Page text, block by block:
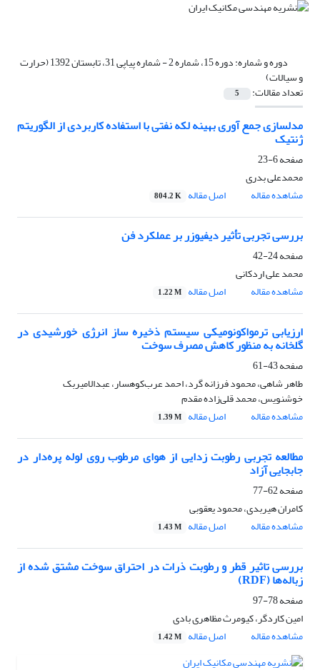
دوره و شماره: دوره 15، شماره 2 - شماره پیاپی 31، تابستان 1392 (حرارت
و سیالات)
تعداد مقالات: 5
مدلسازی جمع آوری بهینه لکه نفتی با استفاده کاربردی از الگوریتم
ژنتیک
صفحه6-23
محمدعلی بدری
مشاهده مقاله
اصل مقاله 804.2 K
بررسی تجربی تأثیر دیفیوزر بر عملکرد فن
صفحه24-42
محمد علی اردکانی
مشاهده مقاله
اصل مقاله 1.22 M
ارزیابی ترمواکونومیکی سیستم ذخیره ساز انرژی خورشیدی در
گلخانه به منظور کاهش مصرف سوخت
صفحه43-61
طاهر شاهی، محمود فرزانه گرد، احمد عرب‌کوهسار، عبدالامیربک
خوشنویس، محمد قلی‌زاده مقدم
مشاهده مقاله
اصل مقاله 1.39 M
مطالعه تجربی رطوبت زدایی از هوای مرطوب روی لوله پره‌دار در
جابجایی آزاد
صفحه62-77
کامران هیربدی، محمود یعقوبی
مشاهده مقاله
اصل مقاله 1.43 M
بررسی تاثیر قطر و رطوبت ذرات در احتراق سوخت مشتق شده از
زباله‌ها (RDF)
صفحه78-97
امین کاردگر، کیومرث مظاهری بادی
مشاهده مقاله
اصل مقاله 1.42 M